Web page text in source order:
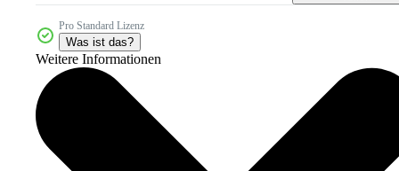
Pro Standard Lizenz
Was ist das?
Weitere Informationen